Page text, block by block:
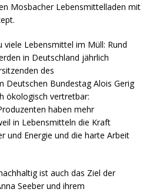
Mosbacher Lebensmittelladen mit
Lebensmittel im Müll: Rund
in Deutschland jährlich
des
Deutschen Bundestag Alois Gerig
ökologisch vertretbar:
haben mehr
in Lebensmitteln die Kraft
und Energie und die harte Arbeit
ist auch das Ziel der
Seeber und ihrem